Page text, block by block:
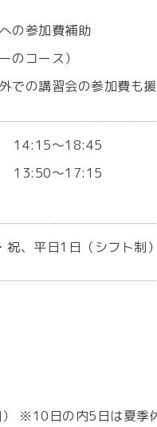
の参加費補助
のコース）
での講習会の参加費も援
14:15～18:45
13:50～17:15
祝、平日1日（シフト制）
※10日の内5日は夏季